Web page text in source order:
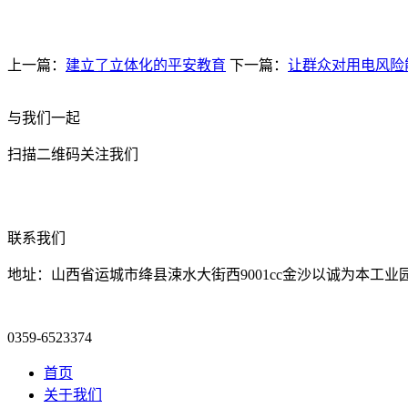
上一篇： 建立了立体化的平安教育 下一篇： 让群众对用电风
与我们一起
扫描二维码关注我们
联系我们
地址：山西省运城市绛县涑水大街西9001cc金沙以诚为本工业
0359-6523374
首页
关于我们